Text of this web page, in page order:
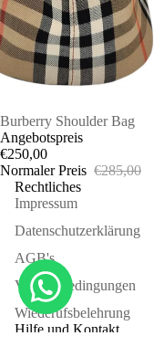
AUSVERKAUFT
Burberry Shoulder Bag
Angebotspreis
€250,00
Normaler Preis €285,00
Rechtliches
Impressum
Datenschutzerklärung
AGB's
Versandbedingungen
Wiederufsbelehrung
Hilfe und Kontakt